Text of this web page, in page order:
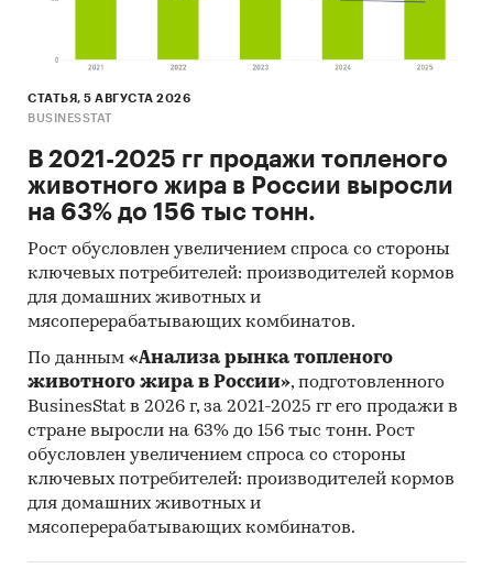
СТАТЬЯ, 5 АВГУСТА 2026
BUSINESSTAT
В 2021-2025 гг продажи топленого
животного жира в России выросли
на 63% до 156 тыс тонн.
Рост обусловлен увеличением спроса со стороны
ключевых потребителей: производителей кормов
для домашних животных и
мясоперерабатывающих комбинатов.
По данным «Анализа рынка топленого
животного жира в России», подготовленного
BusinesStat в 2026 г, за 2021-2025 гг его продажи в
стране выросли на 63% до 156 тыс тонн. Рост
обусловлен увеличением спроса со стороны
ключевых потребителей: производителей кормов
для домашних животных и
мясоперерабатывающих комбинатов.